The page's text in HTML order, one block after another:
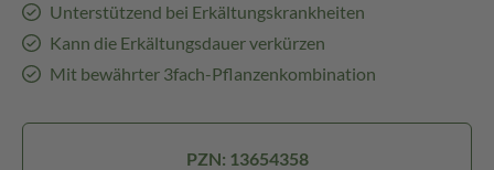
Unterstützend bei Erkältungskrankheiten
Kann die Erkältungsdauer verkürzen
Mit bewährter 3fach-Pflanzenkombination
PZN: 13654358